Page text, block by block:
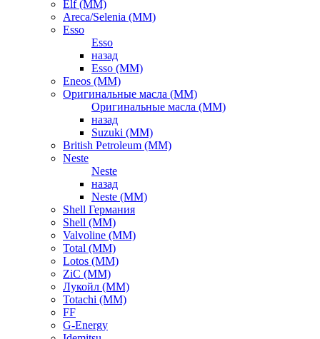
Elf (ММ)
Areca/Selenia (ММ)
Esso
Esso
назад
Esso (ММ)
Eneos (ММ)
Оригинальные масла (ММ)
Оригинальные масла (ММ)
назад
Suzuki (ММ)
British Petroleum (ММ)
Neste
Neste
назад
Neste (ММ)
Shell Германия
Shell (ММ)
Valvoline (ММ)
Total (ММ)
Lotos (ММ)
ZiC (ММ)
Лукойл (ММ)
Totachi (MM)
FF
G-Energy